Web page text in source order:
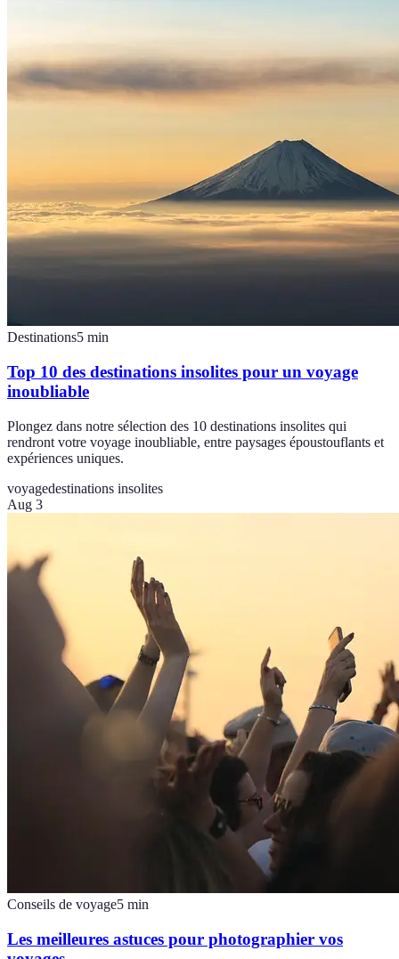
Destinations5 min
Top 10 des destinations insolites pour un voyage
inoubliable
Plongez dans notre sélection des 10 destinations insolites qui
rendront votre voyage inoubliable, entre paysages époustouflants et
expériences uniques.
voyagedestinations insolites
Aug 3
Conseils de voyage5 min
Les meilleures astuces pour photographier vos